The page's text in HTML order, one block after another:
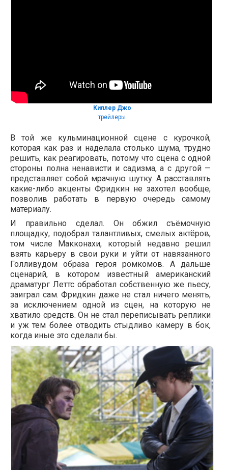
Киллер Джо
трейлеры
В той же кульминационной сцене с курочкой,
которая как раз и наделала столько шума, трудно
решить, как реагировать, потому что сцена с одной
стороны полна ненависти и садизма, а с другой —
представляет собой мрачную шутку. А расставлять
какие-либо акценты Фридкин не захотел вообще,
позволив работать в первую очередь самому
материалу.
И правильно сделал. Он обжил съёмочную
площадку, подобрал талантливых, смелых актёров,
том числе Макконахи, который недавно решил
взять карьеру в свои руки и уйти от навязанного
Голливудом образа героя ромкомов. А дальше
сценарий, в котором известный американский
драматург Леттс обработал собственную же пьесу,
заиграл сам. Фридкин даже не стал ничего менять,
за исключением одной из сцен, на которую не
хватило средств. Он не стал переписывать реплики
и уж тем более отводить стыдливо камеру в бок,
когда иные это сделали бы.